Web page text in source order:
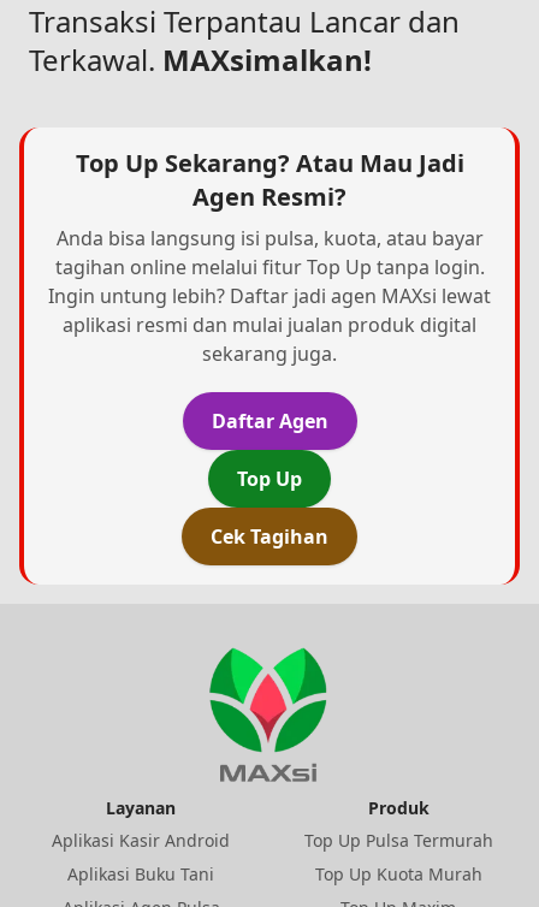
Transaksi Terpantau Lancar dan
Terkawal. MAXsimalkan!
Top Up Sekarang? Atau Mau Jadi
Agen Resmi?
Anda bisa langsung isi pulsa, kuota, atau bayar
tagihan online melalui fitur Top Up tanpa login.
Ingin untung lebih? Daftar jadi agen MAXsi lewat
aplikasi resmi dan mulai jualan produk digital
sekarang juga.
Daftar Agen
Top Up
Cek Tagihan
Layanan
Aplikasi Kasir Android
Aplikasi Buku Tani
Produk
Top Up Pulsa Termurah
Top Up Kuota Murah